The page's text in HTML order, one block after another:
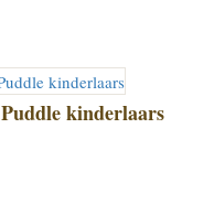
Puddle kinderlaars